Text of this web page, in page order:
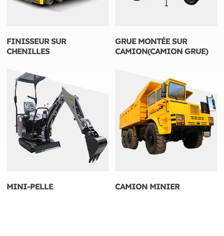
FINISSEUR SUR
CHENILLES
GRUE MONTÉE SUR
CAMION(CAMION GRUE)
MINI-PELLE CAMION MINIER